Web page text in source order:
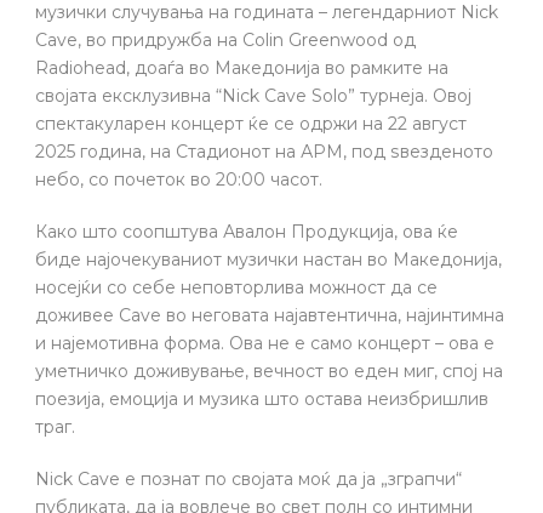
музички случувања на годината – легендарниот Nick
Cave, во придружба на Colin Greenwood од
Radiohead, доаѓа во Македонија во рамките на
својата ексклузивна “Nick Cave Solo” турнеја. Овој
спектакуларен концерт ќе се одржи на 22 август
2025 година, на Стадионот на АРМ, под ѕвезденото
небо, со почеток во 20:00 часот.
Како што соопштува Авалон Продукција, ова ќе
биде најочекуваниот музички настан во Македонија,
носејќи со себе неповторлива можност да се
доживее Cave во неговата најавтентична, најинтимна
и најемотивна форма. Ова не е само концерт – ова е
уметничко доживување, вечност во еден миг, спој на
поезија, емоција и музика што остава неизбришлив
траг.
Nick Cave е познат по својата моќ да ја „зграпчи“
публиката, да ја вовлече во свет полн со интимни